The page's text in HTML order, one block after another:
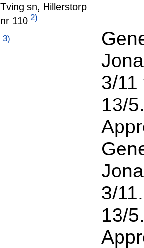
Tving sn, Hillerstorp
nr 110 2)
3)
3/11
13/
3/
13/